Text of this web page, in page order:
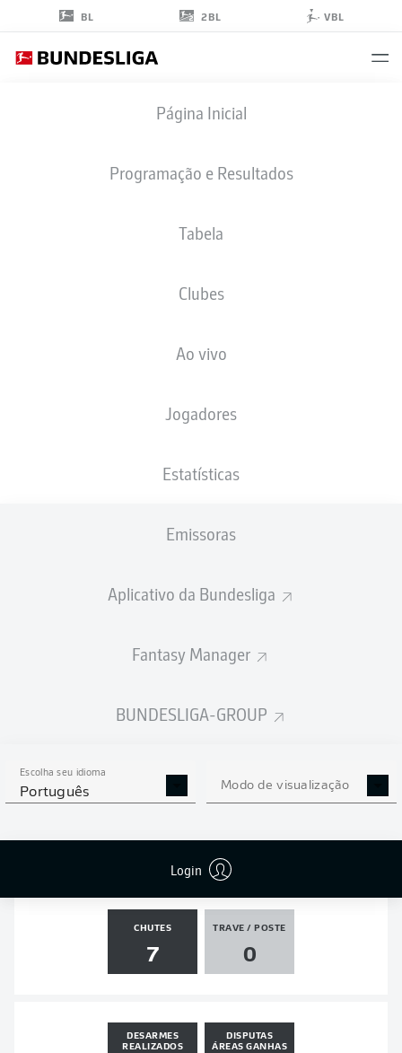
BL 2BL VBL
Página Inicial
Programação e Resultados
Tabela
Clubes
Ao vivo
Jogadores
Estatísticas
Emissoras
Aplicativo da Bundesliga
Fantasy Manager
BUNDESLIGA-GROUP
Escolha seu idioma
Português Modo de visualização
Login
30.05.2000
2025/2026
ESTATÍSTICAS DA
CHUTES
7
TRAVE / POSTE
0
DESARMES
REALIZADOS
DISPUTAS
ÁREAS GANHAS